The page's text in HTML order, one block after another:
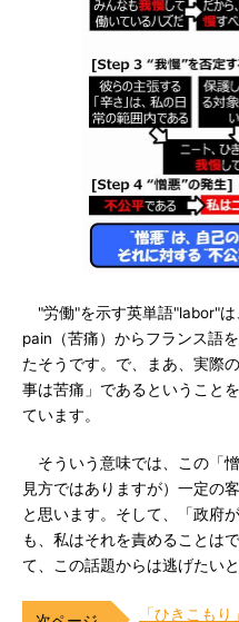
"労働"を示す英単語"labor"
pain（苦痛）からフランス語
たそうです。で、まあ、実際
事は苦痛」であるということ
ています。
そういう意味では、この「
見方ではありますが）一定の
と思います。そして、「政府
も、私はそれを責めることは
て、この話題からは逃げたい
「ひきこも